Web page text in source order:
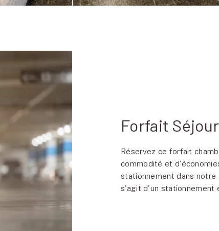
Forfait
Réservez ce forfait
commodité et
stationnement dans notre
s'agit d'un stationnement